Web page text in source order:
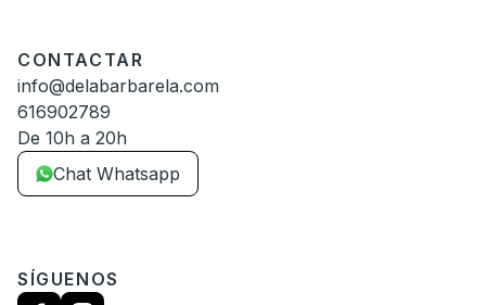
CONTACTAR
info@delabarbarela.com
616902789
De 10h a 20h
Chat Whatsapp
SÍGUENOS